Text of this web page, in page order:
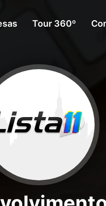
Tour 360º